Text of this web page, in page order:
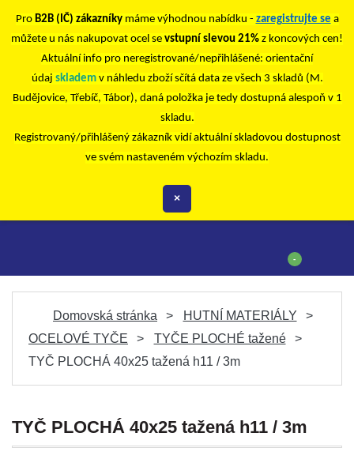
Pro B2B (IČ) zákazníkymáme výhodnou nabídku - zaregistrujte se a
můžete u nás nakupovat ocel se vstupní slevou 21% z koncových cen!
Aktuální info pro neregistrované/nepřihlášené: orientační
údaj skladem v náhledu zboží sčítá data ze všech 3 skladů (M.
Budějovice, Třebíč, Tábor), daná položka je tedy dostupná alespoň v 1
skladu.
Registrovaný/přihlášený zákazník vidí aktuální skladovou dostupnost
ve svém nastaveném výchozím skladu.
×
-
Domovská stránka
HUTNÍ MATERIÁLY
OCELOVÉ TYČE
TYČE PLOCHÉ tažené
TYČ PLOCHÁ 40x25 tažená h11 / 3m
TYČ PLOCHÁ 40x25 tažená h11 / 3m